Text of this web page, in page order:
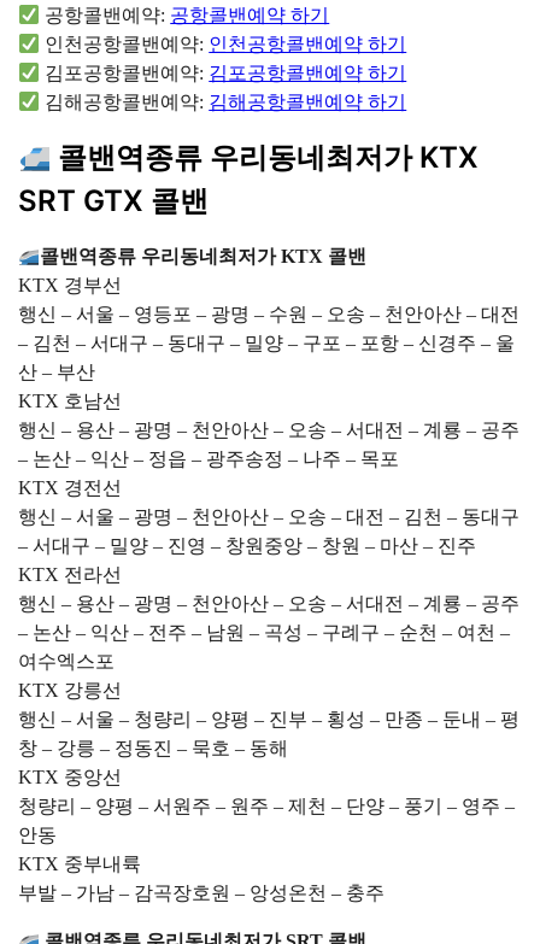
공항콜밴예약: 공항콜밴예약 하기
인천공항콜밴예약: 인천공항콜밴예약 하기
김포공항콜밴예약: 김포공항콜밴예약 하기
김해공항콜밴예약: 김해공항콜밴예약 하기
콜밴역종류 우리동네최저가 KTX
SRT GTX 콜밴
콜밴역종류 우리동네최저가 KTX 콜밴
KTX 경부선
행신 – 서울 – 영등포 – 광명 – 수원 – 오송 – 천안아산 – 대전
– 김천 – 서대구 – 동대구 – 밀양 – 구포 – 포항 – 신경주 – 울
산 – 부산
KTX 호남선
행신 – 용산 – 광명 – 천안아산 – 오송 – 서대전 – 계룡 – 공주
– 논산 – 익산 – 정읍 – 광주송정 – 나주 – 목포
KTX 경전선
행신 – 서울 – 광명 – 천안아산 – 오송 – 대전 – 김천 – 동대구
– 서대구 – 밀양 – 진영 – 창원중앙 – 창원 – 마산 – 진주
KTX 전라선
행신 – 용산 – 광명 – 천안아산 – 오송 – 서대전 – 계룡 – 공주
– 논산 – 익산 – 전주 – 남원 – 곡성 – 구례구 – 순천 – 여천 –
여수엑스포
KTX 강릉선
행신 – 서울 – 청량리 – 양평 – 진부 – 횡성 – 만종 – 둔내 – 평
창 – 강릉 – 정동진 – 묵호 – 동해
KTX 중앙선
청량리 – 양평 – 서원주 – 원주 – 제천 – 단양 – 풍기 – 영주 –
안동
KTX 중부내륙
부발 – 가남 – 감곡장호원 – 앙성온천 – 충주